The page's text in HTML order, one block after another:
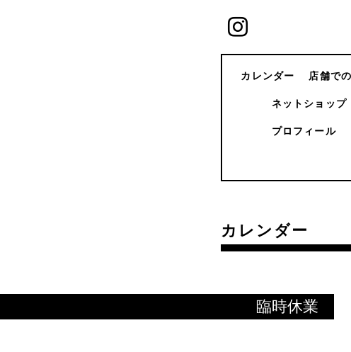
カレンダー 店舗で
ネットショップ
プロフィール
カレンダー
臨時休業